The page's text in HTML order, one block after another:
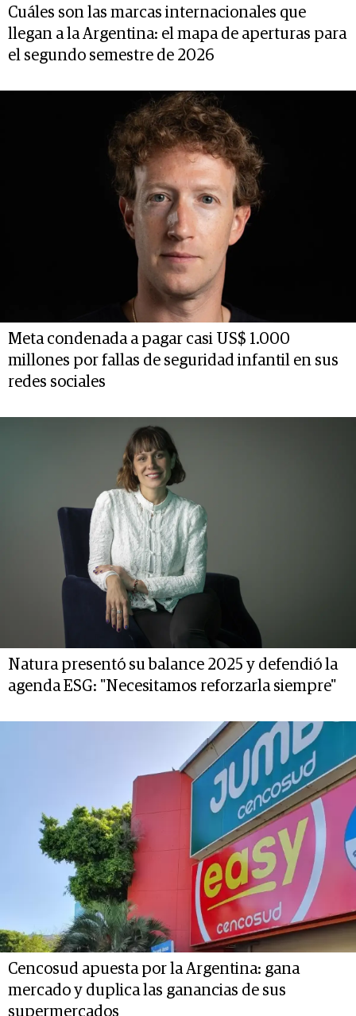
Cuáles son las marcas internacionales que
llegan a la Argentina: el mapa de aperturas para
el segundo semestre de 2026
Meta condenada a pagar casi US$ 1.000
millones por fallas de seguridad infantil en sus
redes sociales
Natura presentó su balance 2025 y defendió la
agenda ESG: "Necesitamos reforzarla siempre"
Cencosud apuesta por la Argentina: gana
mercado y duplica las ganancias de sus
supermercados